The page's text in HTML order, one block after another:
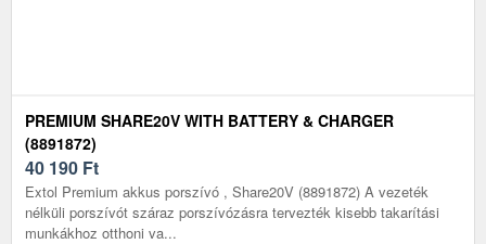
PREMIUM SHARE20V WITH BATTERY & CHARGER
(8891872)
40 190 Ft
Extol Premium akkus porszívó , Share20V (8891872) A vezeték
nélküli porszívót száraz porszívózásra tervezték kisebb takarítási
munkákhoz otthoni va...